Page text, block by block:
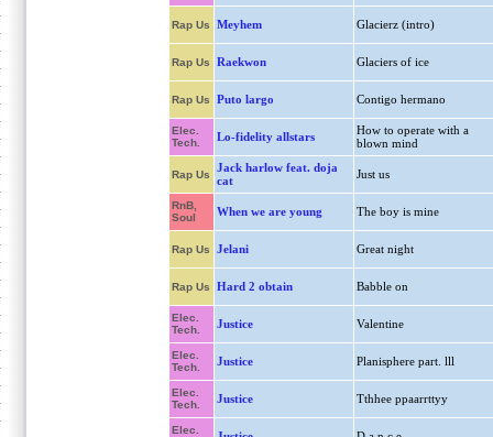
Rap Us Meyhem Glacierz (intro)
Rap Us Raekwon Glaciers of ice
Rap Us Puto largo Contigo hermano
Elec.
Tech.
Lo-fidelity allstars
How to operate with a
blown mind
Rap Us
Jack harlow feat. doja
cat
Just us
RnB,
Soul
When we are young The boy is mine
Rap Us Jelani Great night
Rap Us Hard 2 obtain Babble on
Elec.
Tech.
Justice Valentine
Elec.
Tech.
Justice Planisphere part. lll
Elec.
Tech.
Justice Tthhee ppaarrttyy
Elec.